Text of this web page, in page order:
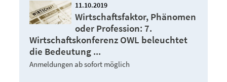
11.10.2019
Wirtschaftsfaktor, Phänomen
oder Profession: 7.
Wirtschaftskonferenz OWL beleuchtet
die Bedeutung ...
Anmeldungen ab sofort möglich